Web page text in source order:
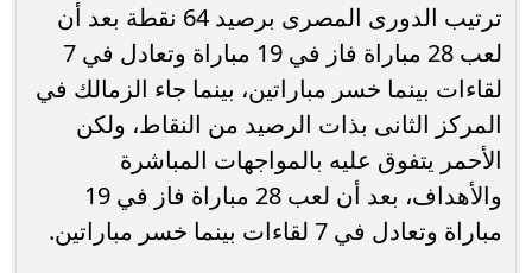
ترتيب الدورى المصرى برصيد 64 نقطة بعد أن
لعب 28 مباراة فاز في 19 مباراة وتعادل في 7
لقاءات بينما خسر مباراتين، بينما جاء الزمالك في
المركز الثانى بذات الرصيد من النقاط، ولكن
الأحمر يتفوق عليه بالمواجهات المباشرة
والأهداف، بعد أن لعب 28 مباراة فاز في 19
مباراة وتعادل في 7 لقاءات بينما خسر مباراتين.